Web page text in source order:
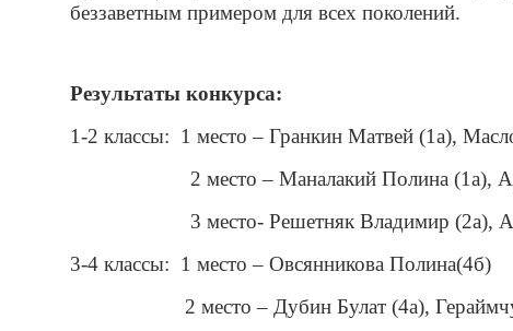
беззаветным примером для всех поколений.
Результаты конкурса:
1-2 классы: 1 место – Гранкин Матвей (1а),
2 место – Маналакий Полина (1а),
3 место- Решетняк Владимир (2а),
3-4 классы: 1 место – Овсянникова Полина(4б)
2 место – Дубин Булат (4а), Гераймчук